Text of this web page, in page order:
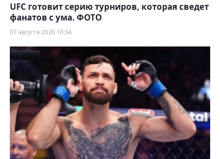
UFC готовит серию турниров, которая сведет
фанатов с ума. ФОТО
07 августа 2026 10:34